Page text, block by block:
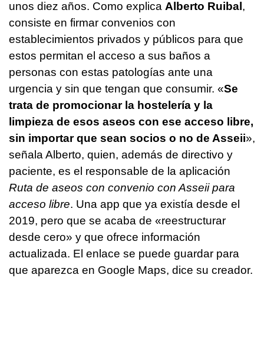
unos diez años. Como explica Alberto Ruibal ,
consiste en firmar convenios con
establecimientos privados y públicos para que
estos permitan el acceso a sus baños a
personas con estas patologías ante una
urgencia y sin que tengan que consumir. «Se
trata de promocionar la hostelería y la
limpieza de esos aseos con ese acceso libre,
sin importar que sean socios o no de Asseii»,
señala Alberto, quien, además de directivo y
paciente, es el responsable de la aplicación
Ruta de aseos con convenio con Asseii para
acceso libre. Una app que ya existía desde el
2019, pero que se acaba de «reestructurar
desde cero» y que ofrece información
actualizada. El enlace se puede guardar para
que aparezca en Google Maps, dice su creador.